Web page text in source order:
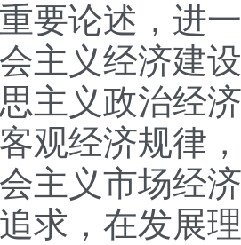
要论述，进
主义经济建
义政治经济
观经济规律
主义市场经
求，在发展